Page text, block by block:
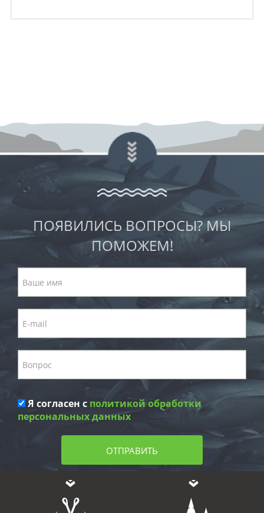
ПОЯВИЛИСЬ ВОПРОСЫ? МЫ
ПОМОЖЕМ!
Я согласен с политикой обработки
персональных данных
ОТПРАВИТЬ